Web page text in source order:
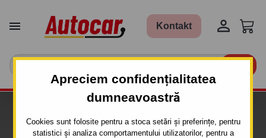
Apreciem confidențialitatea
dumneavoastră
Cookies sunt folosite pentru a stoca setări și preferințe, pentru
statistici și analiza comportamentului utilizatorilor, pentru a
 Kontakt 
mașina